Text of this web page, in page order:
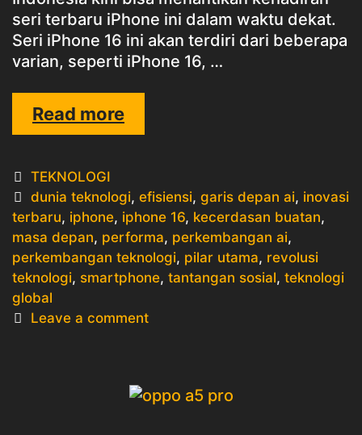
seri terbaru iPhone ini dalam waktu dekat.
Seri iPhone 16 ini akan terdiri dari beberapa
varian, seperti iPhone 16, …
Read moreIPHONE
16
INDONESIA
Categories
TEKNOLOGI
Tags
dunia teknologi,efisiensi,garis depan ai, inovasi
terbaru, iphone, iphone 16, kecerdasan buatan,
masa depan, performa, perkembangan ai,
perkembangan teknologi, pilar utama, revolusi
teknologi, smartphone, tantangan sosial, teknologi
global
Leave a comment